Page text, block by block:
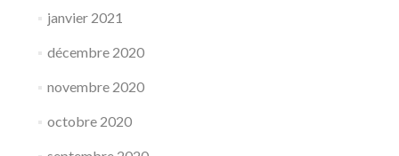
janvier 2021
décembre 2020
novembre 2020
octobre 2020